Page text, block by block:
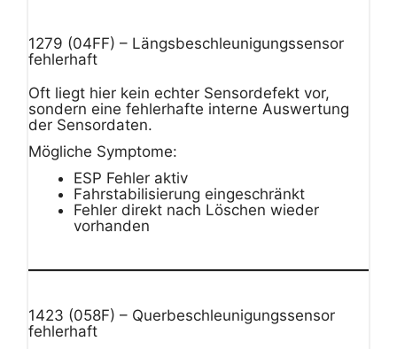
1279 (04FF) – Längsbeschleunigungssensor
fehlerhaft
Oft liegt hier kein echter Sensordefekt vor,
sondern eine fehlerhafte interne Auswertung
der Sensordaten.
Mögliche Symptome:
ESP Fehler aktiv
Fahrstabilisierung eingeschränkt
Fehler direkt nach Löschen wieder
vorhanden
1423 (058F) – Querbeschleunigungssensor
fehlerhaft